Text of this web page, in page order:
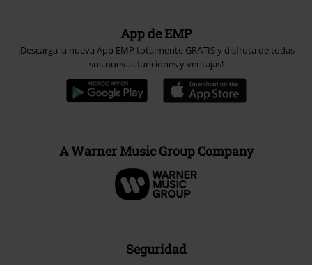
App de EMP
¡Descarga la nueva App EMP totalmente GRATIS y disfruta de todas
sus nuevas funciones y ventajas!
A Warner Music Group Company
Seguridad